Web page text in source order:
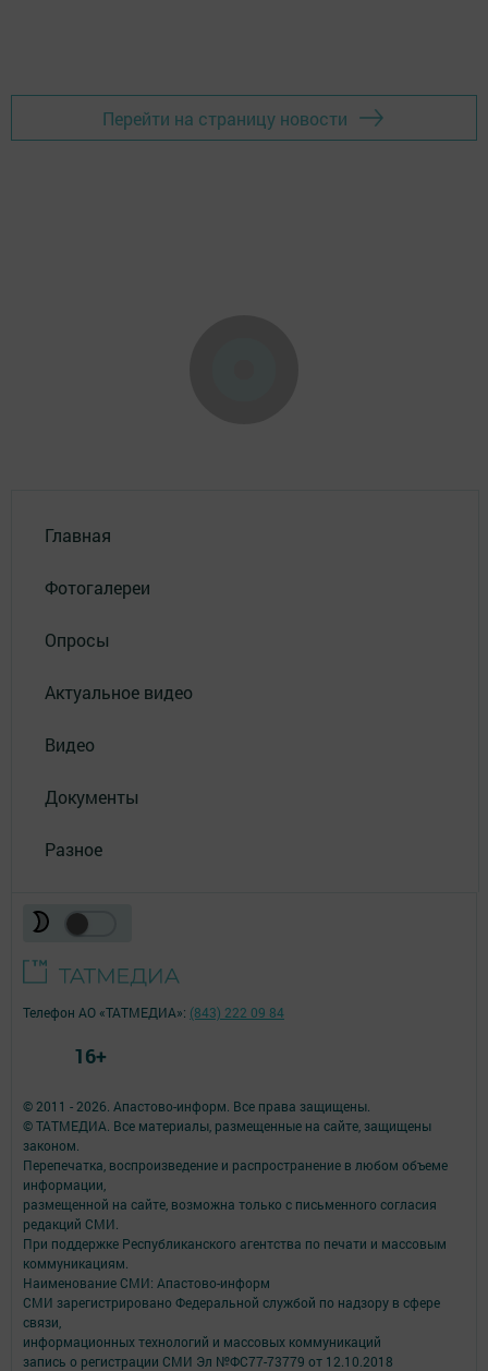
Перейти на страницу новости
Главная
Фотогалереи
Опросы
Актуальное видео
Видео
Документы
Разное
© 2011 - 2026. Апастово-информ. Все права защищены.
© ТАТМЕДИА. Все материалы, размещенные на сайте, защищены
законом.
Перепечатка, воспроизведение и распространение в любом объеме
информации,
размещенной на сайте, возможна только с письменного согласия
редакций СМИ.
При поддержке Республиканского агентства по печати и массовым
коммуникациям.
Наименование СМИ: Апастово-информ
СМИ зарегистрировано Федеральной службой по надзору в сфере
связи,
информационных технологий и массовых коммуникаций
запись о регистрации СМИ Эл №ФС77-73779 от 12.10.2018
Телефон АО «ТАТМЕДИА»: (843) 222 09 84
16+